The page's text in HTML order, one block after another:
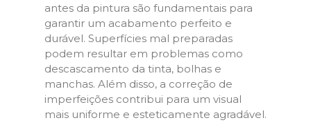
antes da pintura são fundamentais para
garantir um acabamento perfeito e
durável. Superfícies mal preparadas
podem resultar em problemas como
descascamento da tinta, bolhas e
manchas. Além disso, a correção de
imperfeições contribui para um visual
mais uniforme e esteticamente agradável.